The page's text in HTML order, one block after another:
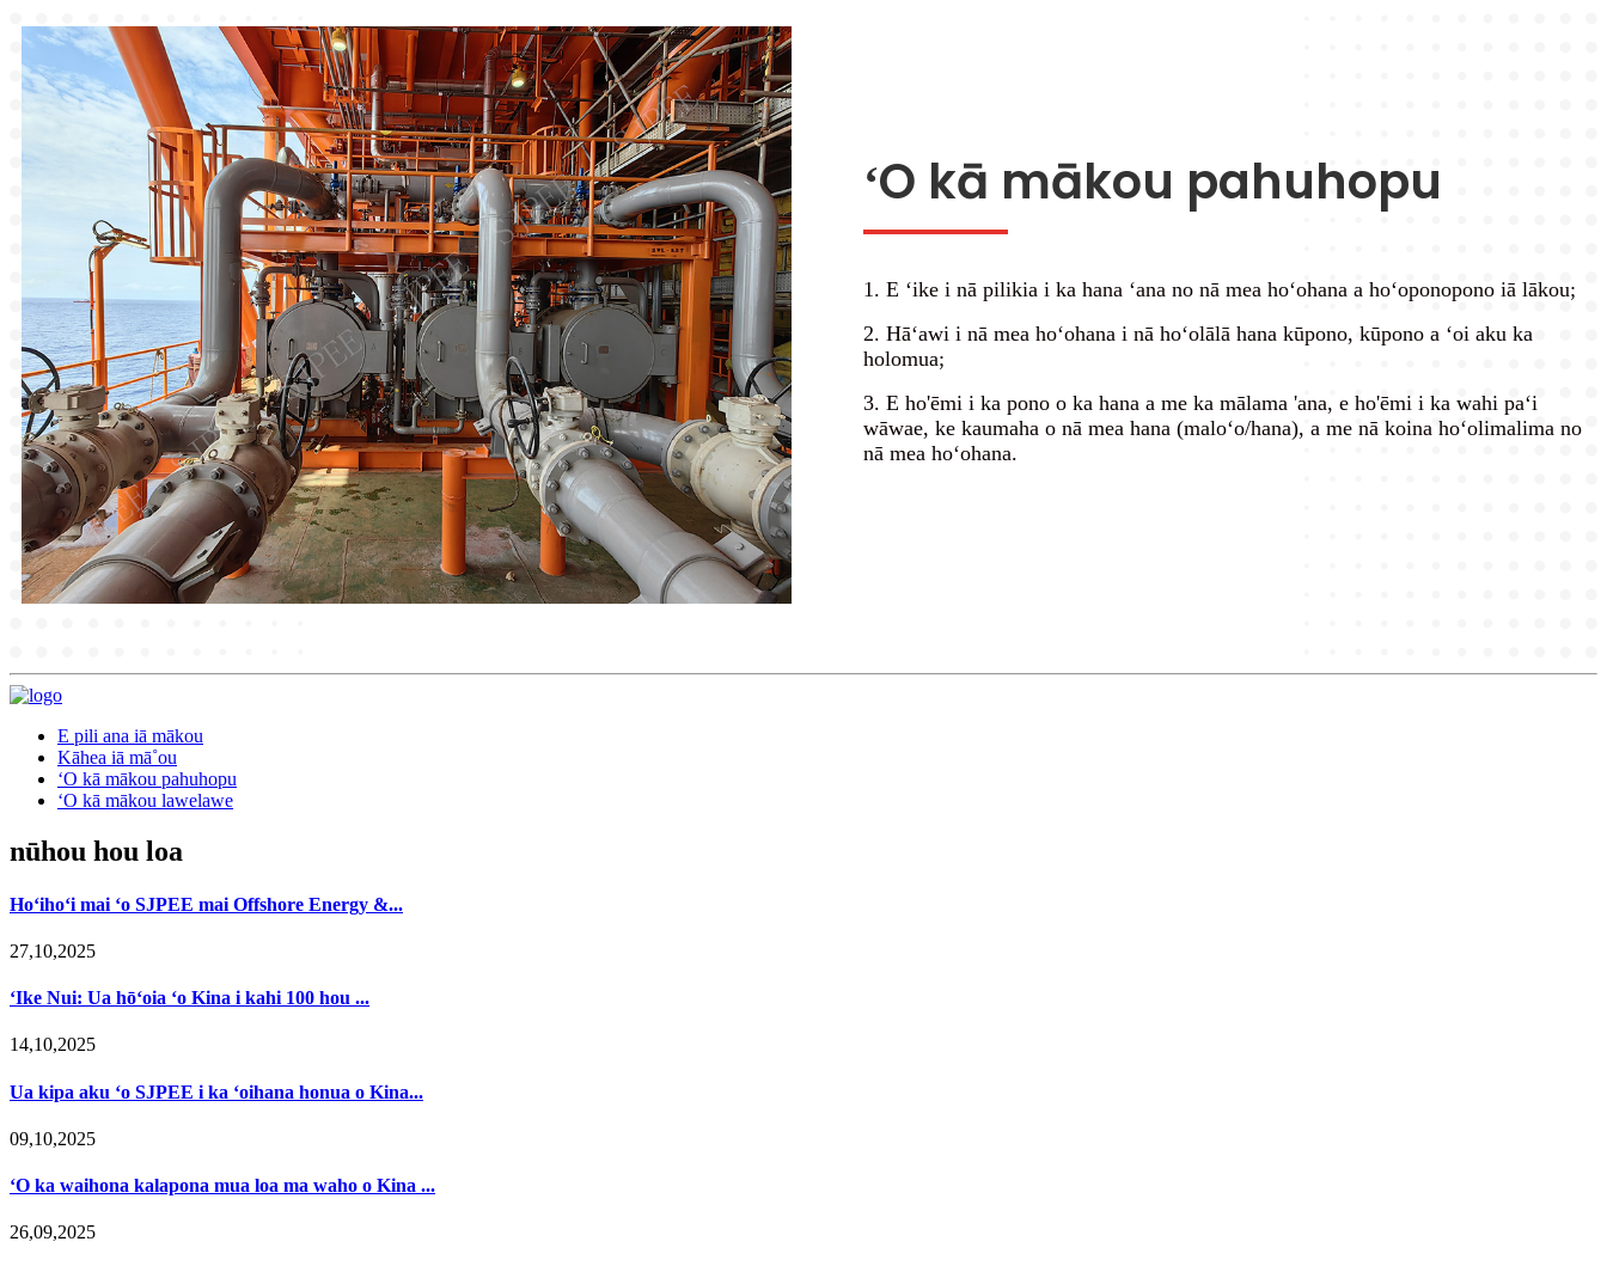
ʻO kā mākou pahuhopu
1. E ʻike i nā pilikia i ka hana ʻana no nā mea hoʻohana a hoʻoponopono iā lākou;
2. Hāʻawi i nā mea hoʻohana i nā hoʻolālā hana kūpono, kūpono a ʻoi aku ka
holomua;
3. E ho'ēmi i ka pono o ka hana a me ka mālama 'ana, e ho'ēmi i ka wahi paʻi
wāwae, ke kaumaha o nā mea hana (maloʻo/hana), a me nā koina hoʻolimalima no
nā mea hoʻohana.
E pili ana iā mākou
Kāhea iā mā˚ou
ʻO kā mākou pahuhopu
ʻO kā mākou lawelawe
nūhou hou loa
Hoʻihoʻi mai ʻo SJPEE mai Offshore Energy &...
27,10,2025
ʻIke Nui: Ua hōʻoia ʻo Kina i kahi 100 hou ...
14,10,2025
Ua kipa aku ʻo SJPEE i ka ʻoihana honua o Kina...
09,10,2025
ʻO ka waihona kalapona mua loa ma waho o Kina ...
26,09,2025